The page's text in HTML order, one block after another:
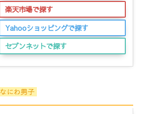
楽天市場で探す
Yahooショッピングで探す
セブンネットで探す
なにわ男子